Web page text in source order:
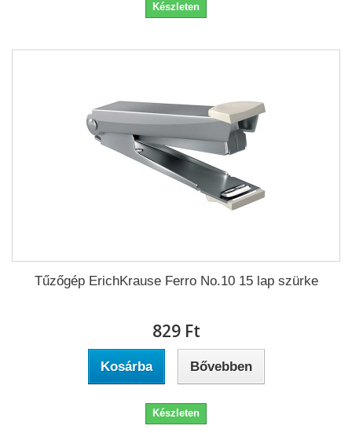
Készleten
Tűzőgép ErichKrause Ferro No.10 15 lap szürke
829 Ft‎
Kosárba Bővebben
Készleten